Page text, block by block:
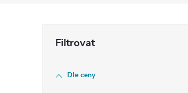
Dle ceny